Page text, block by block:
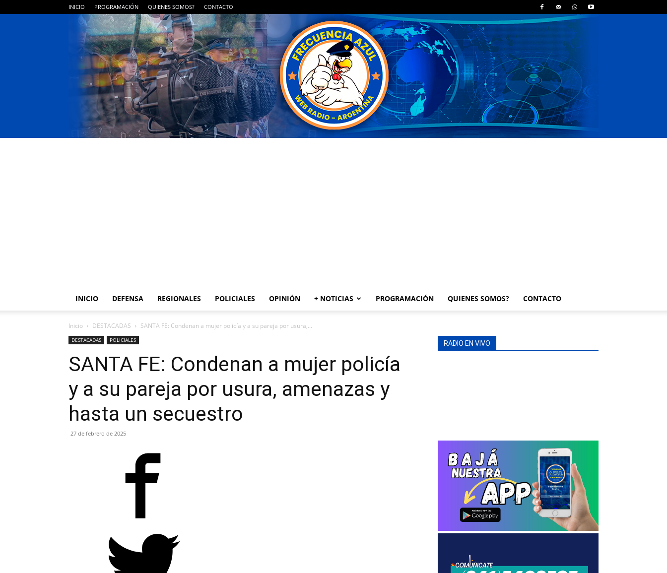
INICIO PROGRAMACIÓN QUIENES SOMOS? CONTACTO
INICIO DEFENSA REGIONALES POLICIALES OPINIÓN + NOTICIAS PROGRAMACIÓN QUIENES SOMOS? CONTACTO
Inicio DESTACADAS SANTA FE: Condenan a mujer policía y a su pareja por usura,...
DESTACADAS POLICIALES
SANTA FE: Condenan a mujer policía
y a su pareja por usura, amenazas y
hasta un secuestro
27 de febrero de 2025
RADIO EN VIVO